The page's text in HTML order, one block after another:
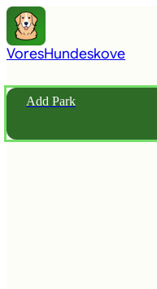
VoresHundeskove
Add Park